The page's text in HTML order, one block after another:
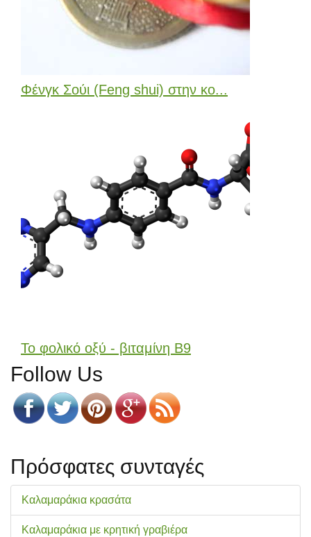
Φένγκ Σούι (Feng shui) στην κο...
Το φολικό οξύ - βιταμίνη Β9
Follow Us
Πρόσφατες συνταγές
Καλαμαράκια κρασάτα
Καλαμαράκια με κρητική γραβιέρα